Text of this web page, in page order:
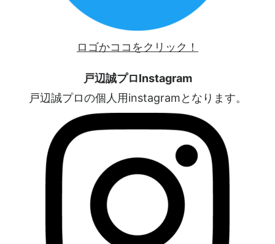
ロゴかココをクリック！
戸辺誠プロInstagram
戸辺誠プロの個人用instagramとなります。